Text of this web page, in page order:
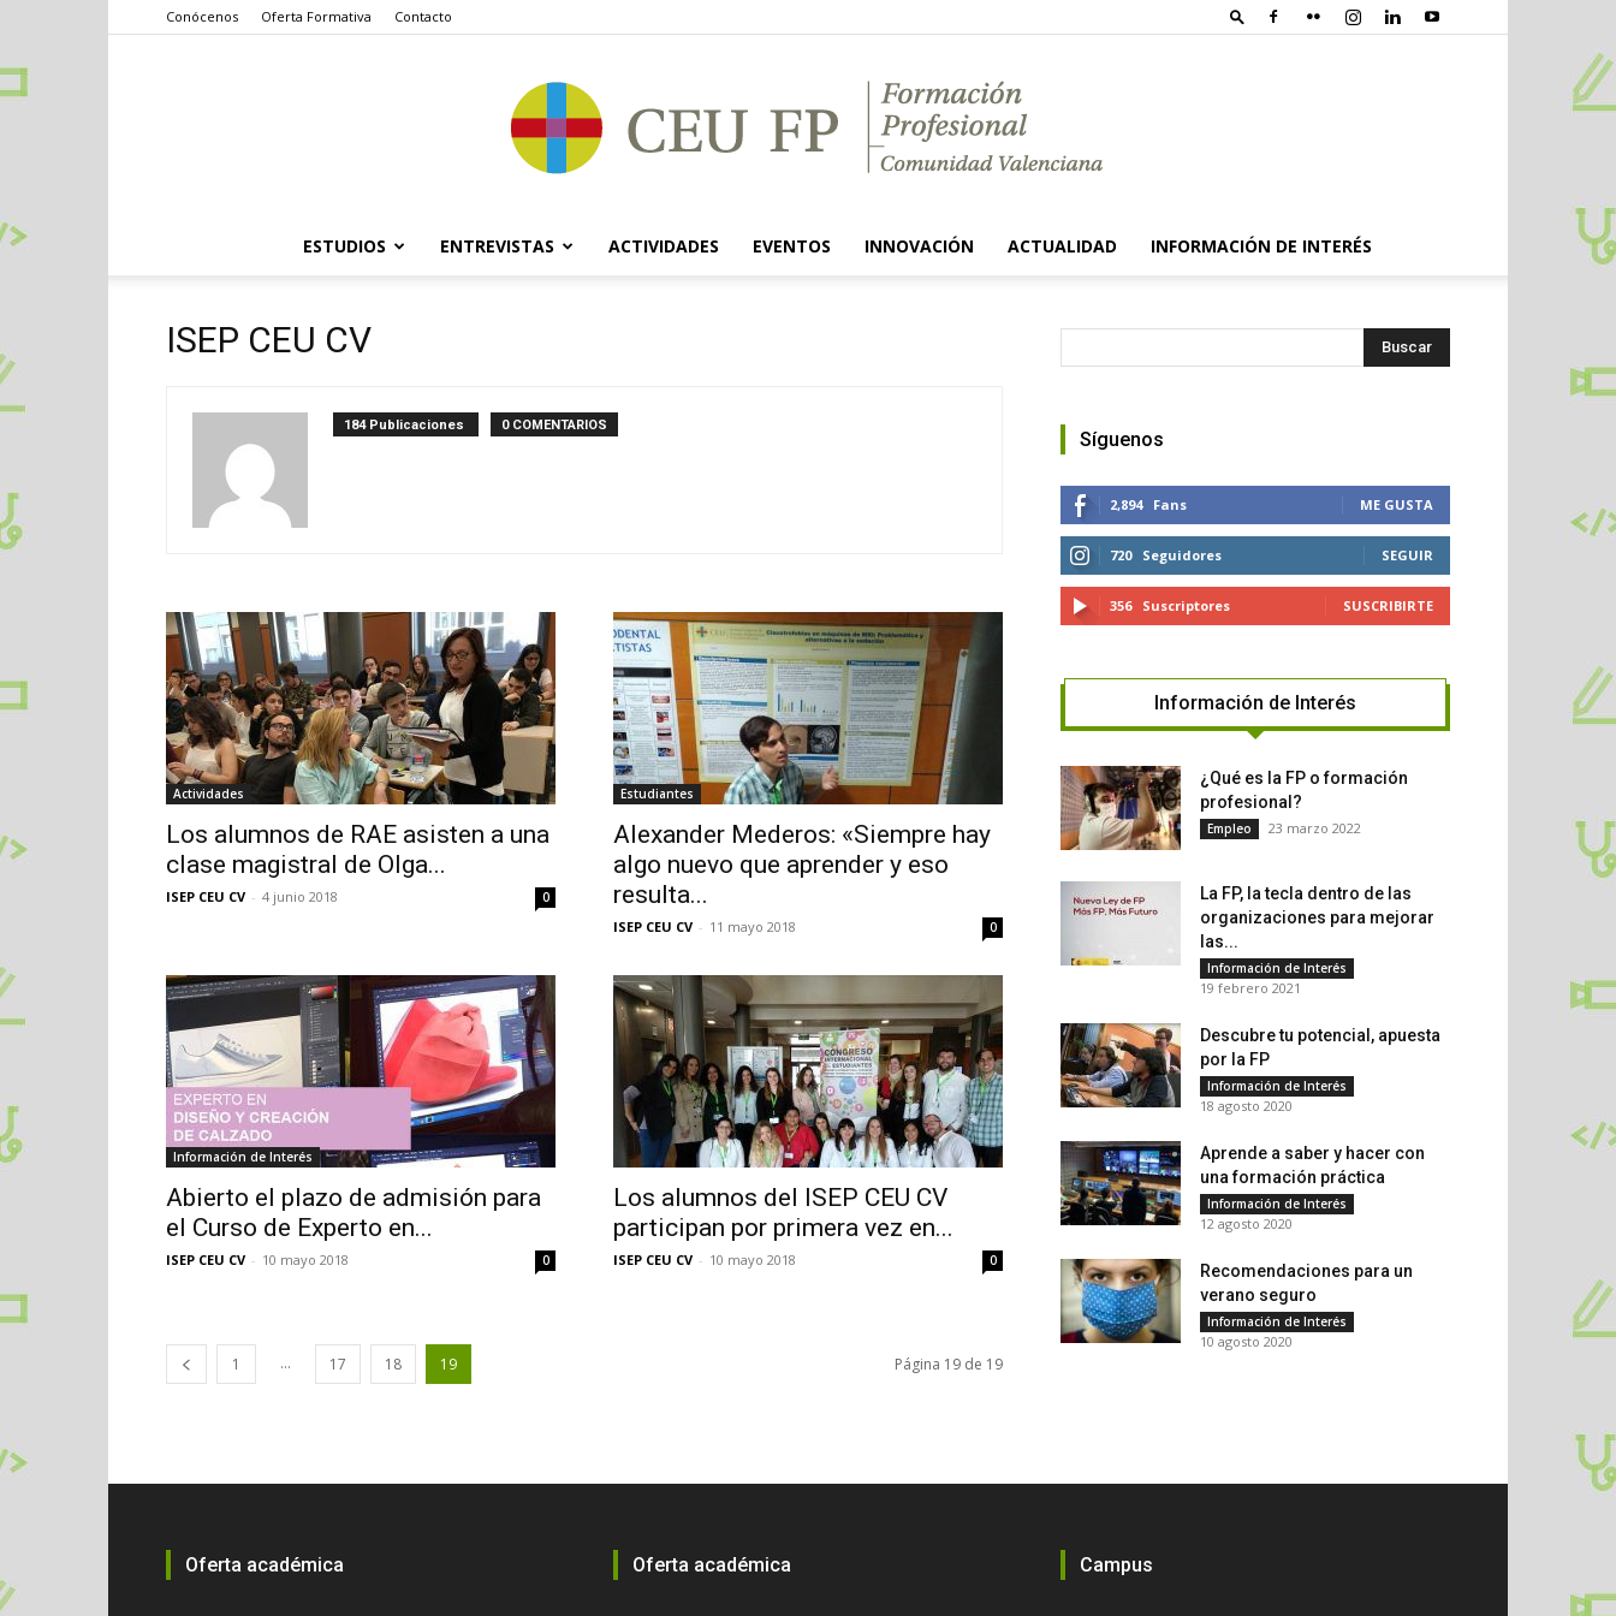
Conócenos Oferta Formativa Contacto
CV
ESTUDIOS ENTREVISTAS ACTIVIDADES EVENTOS INNOVACIÓN ACTUALIDAD INFORMACIÓN DE INTERÉS
ISEP CEU CV
184 Publicaciones 0 COMENTARIOS
Actividades
Los alumnos de RAE asisten a una
clase magistral de Olga...
ISEP CEU CV - 4 junio 2018 0
Estudiantes
Alexander Mederos: «Siempre hay
algo nuevo que aprender y eso
resulta...
ISEP CEU CV - 11 mayo 2018 0
Información de Interés
Abierto el plazo de admisión para
el Curso de Experto en...
ISEP CEU CV - 10 mayo 2018 0
Los alumnos del ISEP CEU CV
participan por primera vez en...
ISEP CEU CV - 10 mayo 2018 0
1 ... 17 18 19 Página 19 de 19
Síguenos
2,894 Fans ME GUSTA
720 Seguidores SEGUIR
356 Suscriptores SUSCRIBIRTE
Información de Interés
¿Qué es la FP o formación
profesional?
Empleo 23 marzo 2022
La FP, la tecla dentro de las
organizaciones para mejorar
las...
Información de Interés
19 febrero 2021
Descubre tu potencial, apuesta
por la FP
Información de Interés
18 agosto 2020
Aprende a saber y hacer con
una formación práctica
Información de Interés
12 agosto 2020
Recomendaciones para un
verano seguro
Información de Interés
10 agosto 2020
Oferta académica Oferta académica Campus